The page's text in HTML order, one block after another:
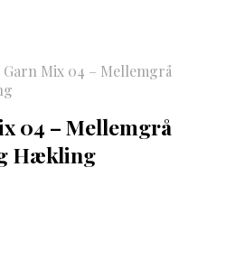
Mix 04 – Mellemgrå
04 – Mellemgrå
Hækling